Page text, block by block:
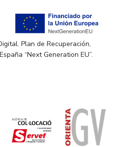
Plan de Recuperación,
“Next Generation EU”.